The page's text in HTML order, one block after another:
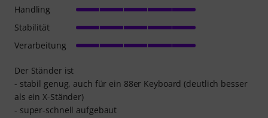
Der Ständer ist
- stabil genug, auch für ein 88er Keyboard (deutlich besser
als ein X-Ständer)
- super-schnell aufgebaut
Handling
Stabilität
Verarbeitung